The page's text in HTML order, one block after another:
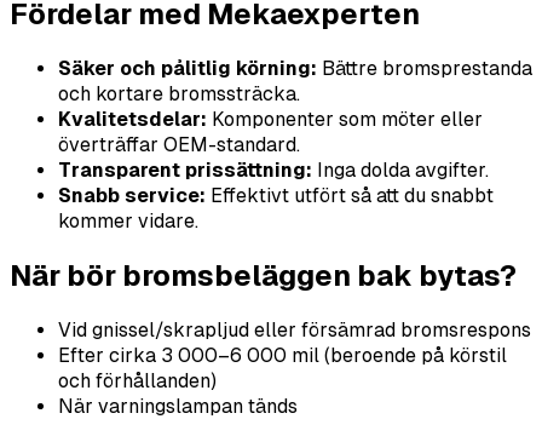
Fördelar med Mekaexperten
Säker och pålitlig körning: Bättre bromsprestanda
och kortare bromssträcka.
Kvalitetsdelar: Komponenter som möter eller
överträffar OEM-standard.
Transparent prissättning: Inga dolda avgifter.
Snabb service: Effektivt utfört så att du snabbt
kommer vidare.
När bör bromsbeläggen bak bytas?
Vid gnissel/skrapljud eller försämrad bromsrespons
Efter cirka 3 000–6 000 mil (beroende på körstil
och förhållanden)
När varningslampan tänds